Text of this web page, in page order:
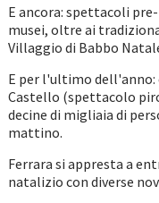
E ancora: spettacoli
musei, oltre ai
Villaggio di Babbo
E per l'ultimo
Castello (spettacolo
decine di migliaia di
mattino.
Ferrara si appresta a
natalizio con diverse